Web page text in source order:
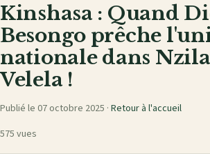
Kinshasa : Quand
Besongo prêche
nationale dans Nzila
Velela !
Publié le 07 octobre 2025 · Retour à l'accueil
575 vues